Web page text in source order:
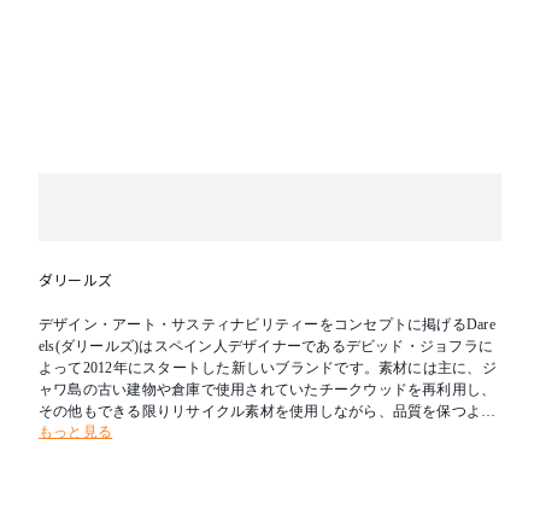
ダリールズ
デザイン・アート・サスティナビリティーをコンセプトに掲げるDare
els(ダリールズ)はスペイン人デザイナーであるデビッド・ジョフラに
よって2012年にスタートした新しいブランドです。素材には主に、ジ
ャワ島の古い建物や倉庫で使用されていたチークウッドを再利用し、
その他もできる限りリサイクル素材を使用しながら、品質を保つよう
努めています。これは彼らのサスティナビリティーへ対する強い意識
もっと見る